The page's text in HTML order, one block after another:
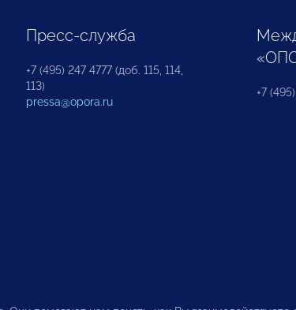
Пресс-служба
+7 (495) 247 4777 (доб. 115, 114,
113)
pressa@opora.ru
+7